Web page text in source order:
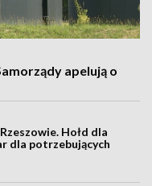
apelują o
Hołd dla
dla potrzebujących